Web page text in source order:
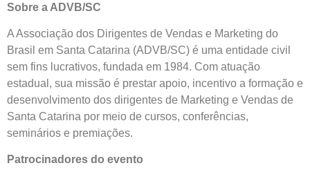
Sobre a ADVB/SC
A Associação dos Dirigentes de Vendas e Marketing do
Brasil em Santa Catarina (ADVB/SC) é uma entidade civil
sem fins lucrativos, fundada em 1984. Com atuação
estadual, sua missão é prestar apoio, incentivo a formação e
desenvolvimento dos dirigentes de Marketing e Vendas de
Santa Catarina por meio de cursos, conferências,
seminários e premiações.
Patrocinadores do evento